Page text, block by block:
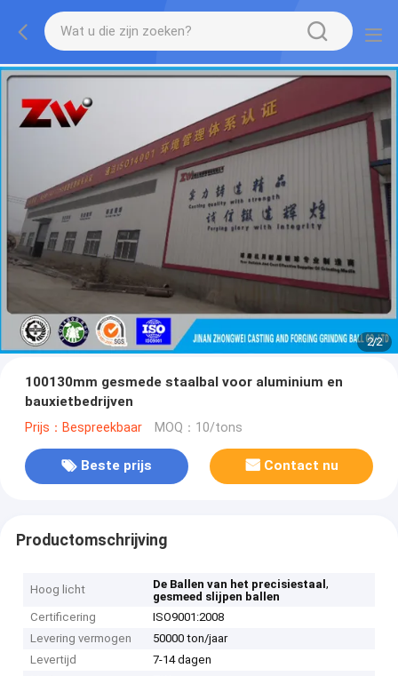
2/2
100130mm gesmede staalbal voor aluminium en
bauxietbedrijven
Prijs：Bespreekbaar MOQ：10/tons
Beste prijs Contact nu
Productomschrijving
Hoog licht De Ballen van het precisiestaal,
gesmeed slijpen ballen
Certificering
ISO9001:2008
Levering vermogen
50000 ton/jaar
Levertijd
7-14 dagen